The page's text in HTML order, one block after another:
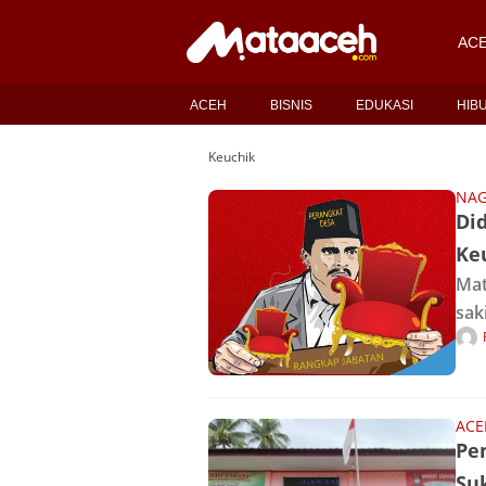
ACEH BISNIS EDUKASI
Keuchik